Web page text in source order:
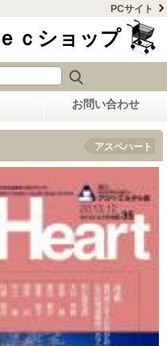
PCサイト
ｃショップ
お問い合わせ
アスペハート